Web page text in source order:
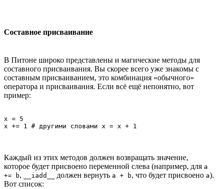
Составное присваивание
В Питоне широко представлены и магические методы для
составного присваивания. Вы скорее всего уже знакомы с
составным присваиванием, это комбинация «обычного»
оператора и присваивания. Если всё ещё непонятно, вот
пример:
x = 5
Каждый из этих методов должен возвращать значение,
которое будет присвоено переменной слева (например, для a
+= b, __iadd__ должен вернуть a + b, что будет присвоено a).
Вот список: